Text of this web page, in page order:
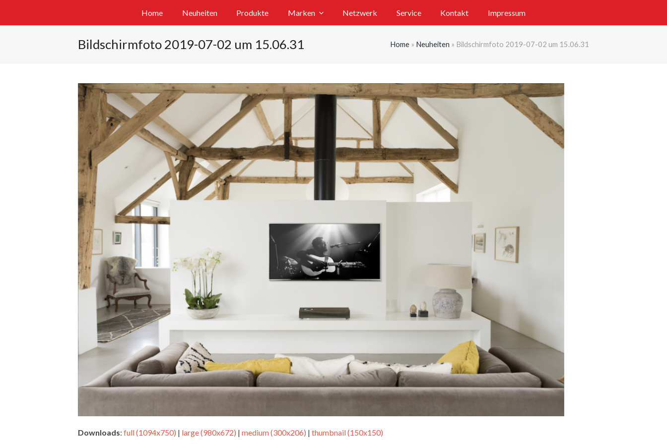
Home Neuheiten Produkte Marken Netzwerk Service Kontakt Impressum
Bildschirmfoto 2019-07-02 um 15.06.31 Home » Neuheiten » Bildschirmfoto 2019-07-02 um 15.06.31
Downloads: full (1094x750) | large (980x672) | medium (300x206) | thumbnail (150x150)